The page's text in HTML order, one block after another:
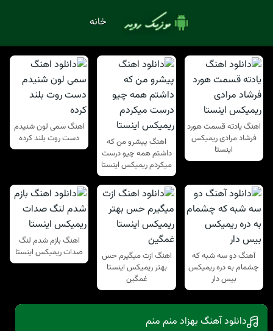
خانه
اهنگ یادته قسمت هورد
فرشاد مرادی ریمیکس
اینستا
اهنگ پیشرو من که
داشتم همه چیو درست
میکردم ریمیکس اینستا
اهنگ سمی لون شنیدم
دست روت بلند کرده
آهنگ دو سه شبه که
چشمام به دره ریمیکس
بیس دار
اهنگ ازت میگیرم حس
بهتر ریمیکس اینستا
غمگین
اهنگ بازم شدم لنگ
صدات ریمیکس اینستا
دانلود آهنگ بهزاد منم منم